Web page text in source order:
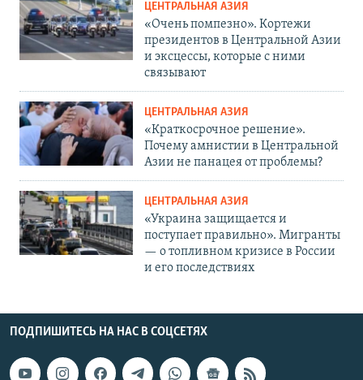
ЦЕНТРАЛЬНАЯ АЗИЯ
«Очень помпезно». Кортежи
президентов в Центральной Азии
и эксцессы, которые с ними
связывают
ЦЕНТРАЛЬНАЯ АЗИЯ
«Краткосрочное решение».
Почему амнистии в Центральной
Азии не панацея от проблемы?
ЦЕНТРАЛЬНАЯ АЗИЯ
«Украина защищается и
поступает правильно». Мигранты
— о топливном кризисе в России
и его последствиях
ПОДПИШИТЕСЬ НА НАС В СОЦСЕТЯХ